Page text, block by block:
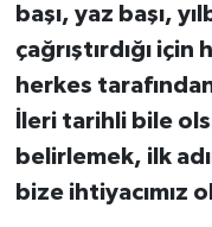
başı, yaz başı,
çağrıştırdığı
herkes
İleri tarihli bile
belirlemek, ilk
bize ihtiyacımız
SAĞLIK
SPOR
TİCARET